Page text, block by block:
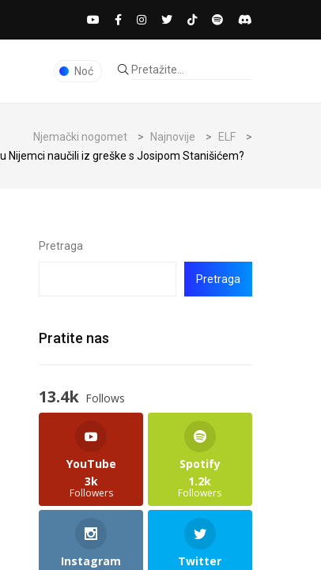
Noć
Njemački nogomet > Najnovije > ELF
>
Nijemci naučili iz greške s Josipom Stanišićem?
Pretraga
Pretraga
Pratite nas
13.4k Follows
YouTube
3k
Followers
Spotify
1.2k
Followers
Instagram
Twitter